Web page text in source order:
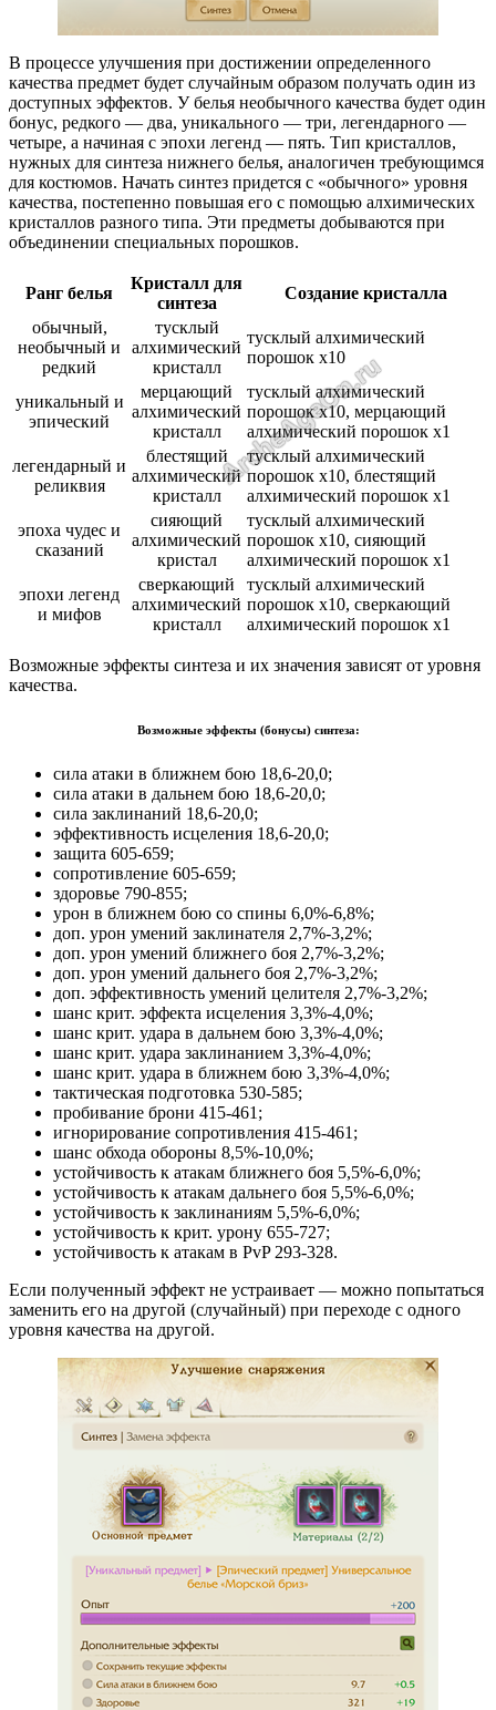
В процессе улучшения при достижении определенного
качества предмет будет случайным образом получать один из
доступных эффектов. У белья необычного качества будет один
бонус, редкого — два, уникального — три, легендарного —
четыре, а начиная с эпохи легенд — пять. Тип кристаллов,
нужных для синтеза нижнего белья, аналогичен требующимся
для костюмов. Начать синтез придется с «обычного» уровня
качества, постепенно повышая его с помощью алхимических
кристаллов разного типа. Эти предметы добываются при
объединении специальных порошков.
Ранг белья
Кристалл для
синтеза
Создание кристалла
обычный,
необычный и
редкий
тусклый
алхимический
кристалл
тусклый алхимический
порошок х10
уникальный и
эпический
мерцающий
алхимический
кристалл
тусклый алхимический
порошок х10, мерцающий
алхимический порошок х1
легендарный и
реликвия
блестящий
алхимический
кристалл
тусклый алхимический
порошок х10, блестящий
алхимический порошок х1
эпоха чудес и
сказаний
сияющий
алхимический
кристал
тусклый алхимический
порошок х10, сияющий
алхимический порошок х1
эпохи легенд
и мифов
сверкающий
алхимический
кристалл
тусклый алхимический
порошок х10, сверкающий
алхимический порошок х1
Возможные эффекты синтеза и их значения зависят от уровня
качества.
Возможные эффекты (бонусы) синтеза:
сила атаки в ближнем бою 18,6-20,0;
сила атаки в дальнем бою 18,6-20,0;
сила заклинаний 18,6-20,0;
эффективность исцеления 18,6-20,0;
защита 605-659;
сопротивление 605-659;
здоровье 790-855;
урон в ближнем бою со спины 6,0%-6,8%;
доп. урон умений заклинателя 2,7%-3,2%;
доп. урон умений ближнего боя 2,7%-3,2%;
доп. урон умений дальнего боя 2,7%-3,2%;
доп. эффективность умений целителя 2,7%-3,2%;
шанс крит. эффекта исцеления 3,3%-4,0%;
шанс крит. удара в дальнем бою 3,3%-4,0%;
шанс крит. удара заклинанием 3,3%-4,0%;
шанс крит. удара в ближнем бою 3,3%-4,0%;
тактическая подготовка 530-585;
пробивание брони 415-461;
игнорирование сопротивления 415-461;
шанс обхода обороны 8,5%-10,0%;
устойчивость к атакам ближнего боя 5,5%-6,0%;
устойчивость к атакам дальнего боя 5,5%-6,0%;
устойчивость к заклинаниям 5,5%-6,0%;
устойчивость к крит. урону 655-727;
устойчивость к атакам в PvP 293-328.
Если полученный эффект не устраивает — можно попытаться
заменить его на другой (случайный) при переходе с одного
уровня качества на другой.